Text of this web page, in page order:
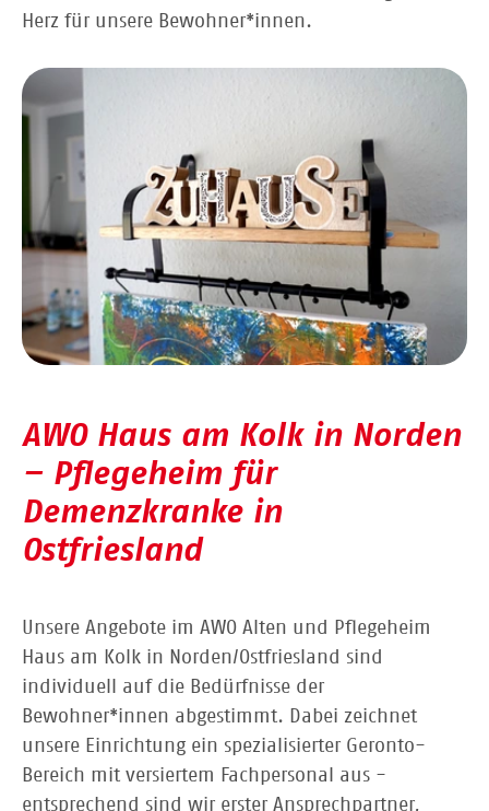
Herz für unsere Bewohner*innen.
AWO Haus am Kolk in Norden
– Pflegeheim für
Demenzkranke in
Ostfriesland
Unsere Angebote im AWO Alten und Pflegeheim
Haus am Kolk in Norden/Ostfriesland sind
individuell auf die Bedürfnisse der
Bewohner*innen abgestimmt. Dabei zeichnet
unsere Einrichtung ein spezialisierter Geronto-
Bereich mit versiertem Fachpersonal aus -
entsprechend sind wir erster Ansprechpartner,